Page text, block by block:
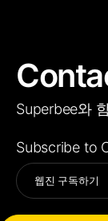
Superbee와
Subscribe to
Alternative: